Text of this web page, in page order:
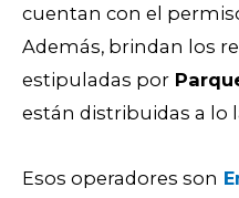
cuentan con el
Además, brindan los
estipuladas por
están distribuidas a lo
Esos operadores son